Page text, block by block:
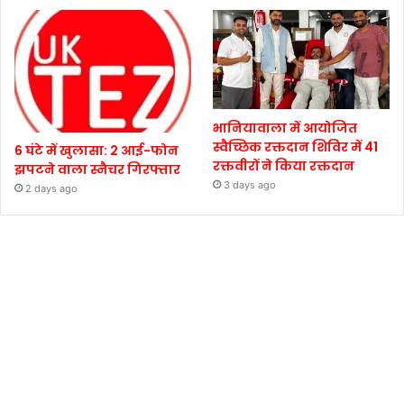
6 घंटे में खुलासा: 2 आई-फोन
झपटने वाला स्नैचर गिरफ्तार
2 days ago
भानियावाला में आयोजित
स्वैच्छिक रक्तदान शिविर में 41
रक्तवीरों ने किया रक्तदान
3 days ago